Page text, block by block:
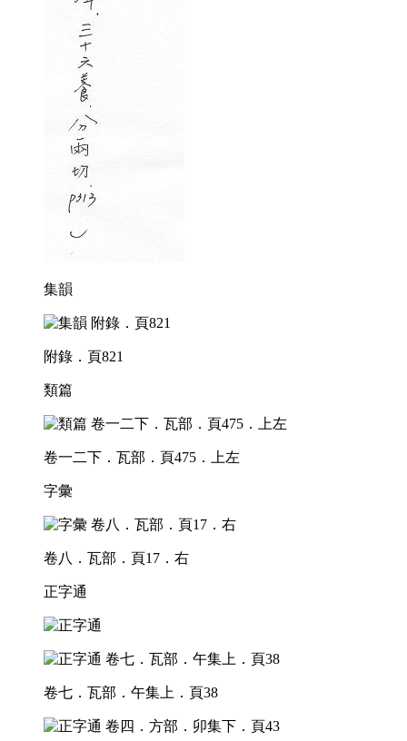
集韻
附錄．頁821
類篇
卷一二下．瓦部．頁475．上左
字彙
卷八．瓦部．頁17．右
正字通
卷七．瓦部．午集上．頁38